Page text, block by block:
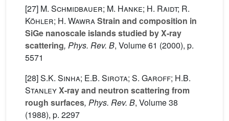
[27] M. Schmidbauer; M. Hanke; H. Raidt; R.
Köhler; H. WawraStrain and composition in
SiGe nanoscale islands studied by X-ray
scattering, Phys. Rev. B, Volume 61 (2000), p.
5571
[28]S.K. Sinha; E.B. Sirota; S. Garoff; H.B.
StanleyX-ray and neutron scattering from
rough surfaces, Phys. Rev. B, Volume 38
(1988), p. 2297